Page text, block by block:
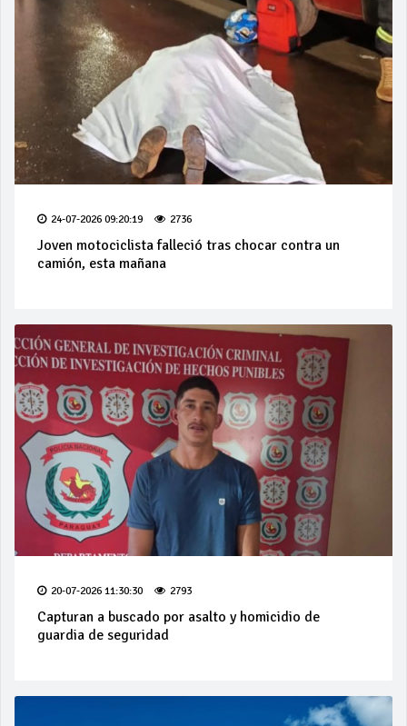
24-07-2026 09:20:19 2736
Joven motociclista falleció tras chocar contra un
camión, esta mañana
20-07-2026 11:30:30 2793
Capturan a buscado por asalto y homicidio de
guardia de seguridad